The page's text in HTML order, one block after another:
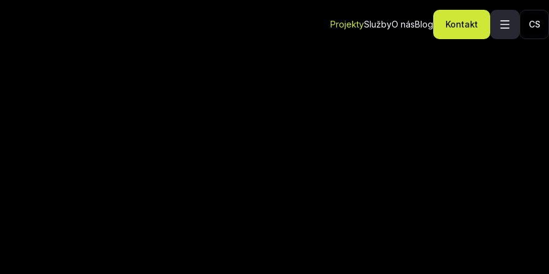
ProjektySlužbyO násBlog Kontakt CS